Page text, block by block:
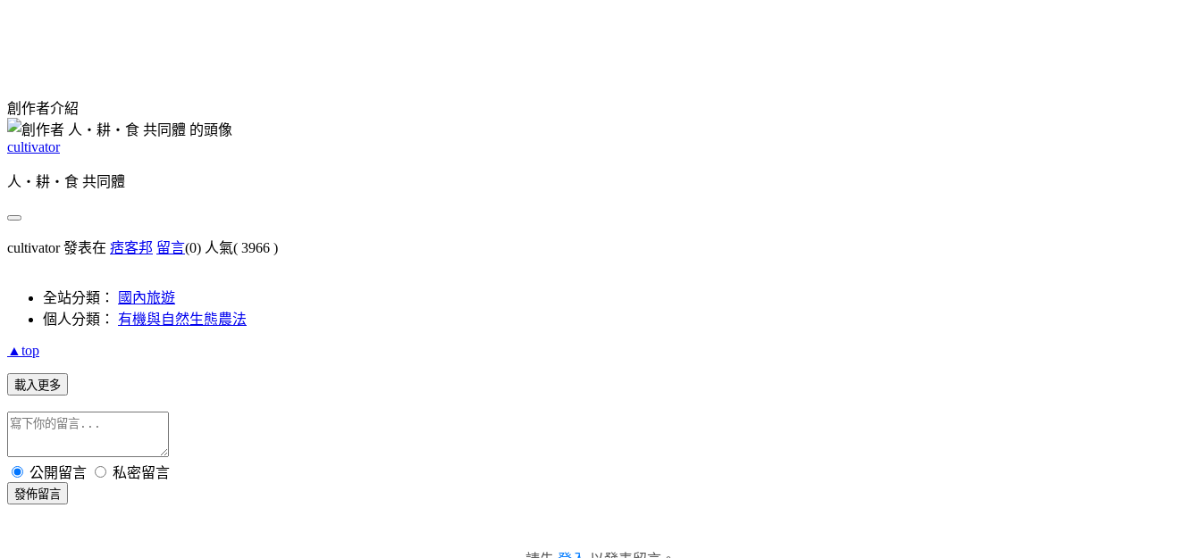
創作者介紹
cultivator
人‧耕‧食 共同體
cultivator 發表在 痞客邦 留言(0) 人氣( 3966 )
全站分類：
國內旅遊
個人分類： 有機與自然生態農法
▲top
載入更多
公開留言 私密留言
發佈留言